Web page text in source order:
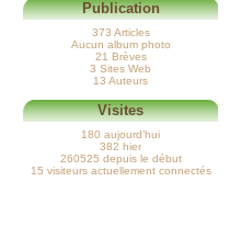
Publication
373 Articles
Aucun album photo
21 Brèves
3 Sites Web
13 Auteurs
Visites
180 aujourd’hui
382 hier
260525 depuis le début
15 visiteurs actuellement connectés